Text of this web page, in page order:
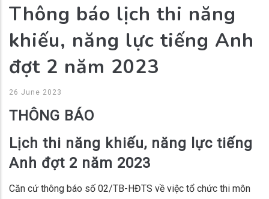
Thông báo lịch thi năng
khiếu, năng lực tiếng Anh
đợt 2 năm 2023
26 June 2023
THÔNG BÁO
Lịch thi năng khiếu, năng lực tiếng
Anh đợt 2 năm 2023
Căn cứ thông báo số 02/TB-HĐTS về việc tổ chức thi môn